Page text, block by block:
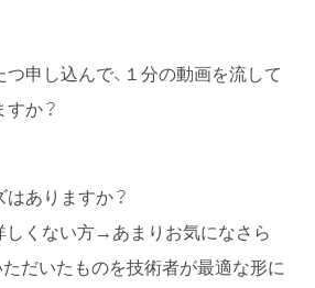
申し込んで、１分の動画を流して
か？
ありますか？
くない方→あまりお気になさら
だいたものを技術者が最適な形に